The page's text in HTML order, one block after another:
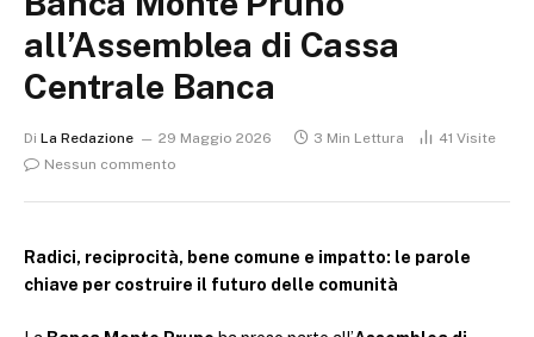
all’Assemblea di Cassa
Centrale Banca
Di La Redazione 29 Maggio 2026 3 Min Lettura 41 Visite
Nessun commento
Radici, reciprocità, bene comune e impatto: le parole
chiave per costruire il futuro delle comunità